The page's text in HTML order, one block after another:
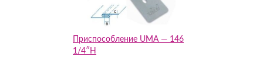
Приспособление UMA — 146
1/4″H